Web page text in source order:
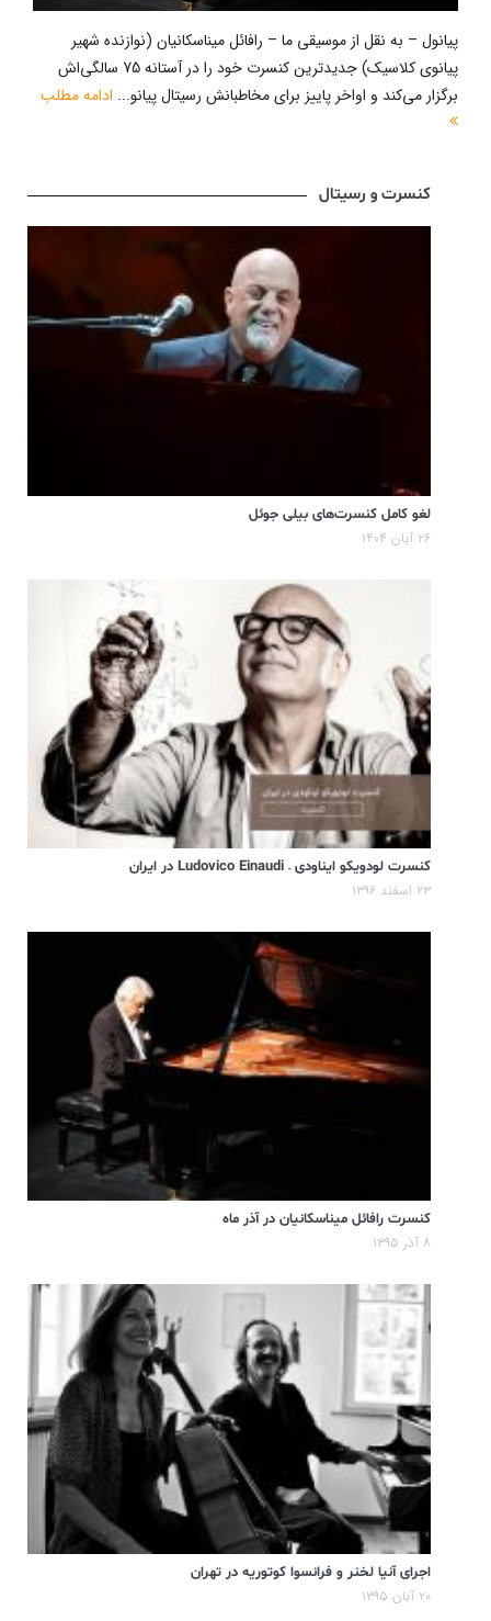
پیانول – به نقل از موسیقی ما – رافائل میناسکانیان (نوازنده شهیر
پیانوی کلاسیک) جدیدترین کنسرت خود را در آستانه 75 سالگی‌اش
برگزار می‌کند و اواخر پاییز برای مخاطبانش رسیتال پیانو... ادامه مطلب
کنسرت و رسیتال
لغو کامل کنسرت‌های بیلی جوئل
۲۶ آبان ۱۴۰۴
کنسرت لودویکو ایناودی – Ludovico Einaudi در ایران
۲۳ اسفند ۱۳۹۶
کنسرت رافائل میناسکانیان در آذر ماه
۸ آذر ۱۳۹۵
اجرای آنیا لخنر و فرانسوا کوتوریه در تهران
۲۰ آبان ۱۳۹۵